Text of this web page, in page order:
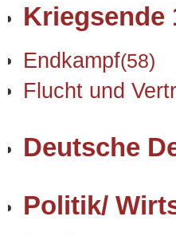
Kriegsende
Endkampf(58)
Flucht und
Deutsche
Politik/